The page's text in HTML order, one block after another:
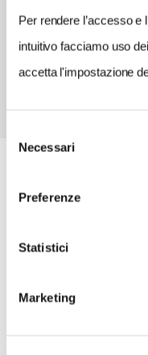
Per rendere l’accesso e
intuitivo facciamo uso
accetta l'impostazione
delNecessari
Preferenze
Statistici
Marketing
NUMERO CAMERE
162